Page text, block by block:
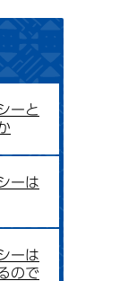
ーと
ーは
ーは
ので